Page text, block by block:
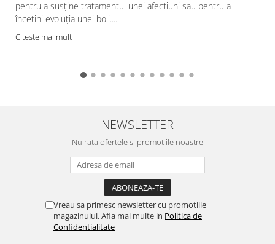
pentru a susține tratamentul unei afecțiuni sau pentru a
încetini evoluția unei boli....
Citeste mai mult
NEWSLETTER
Nu rata ofertele si promotiile noastre
Vreau sa primesc newsletter cu promotiile
magazinului. Afla mai multe in Politica de
Confidentialitate